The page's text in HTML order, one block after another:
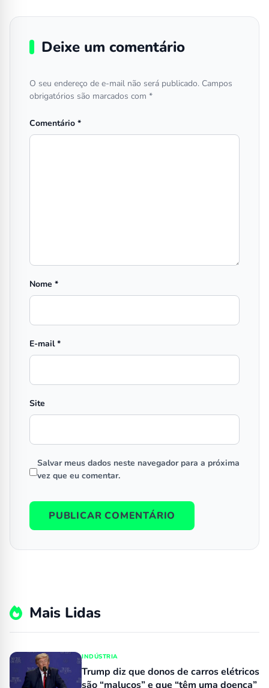
Deixe um comentário
O seu endereço de e-mail não será publicado. Campos
obrigatórios são marcados com *
Comentário *
Nome *
E-mail*
Site
Salvar meus dados neste navegador para a próxima
vez que eu comentar.
Mais Lidas
INDÚSTRIA
Trump diz que donos de carros elétricos
são “malucos” e que “têm uma doença”